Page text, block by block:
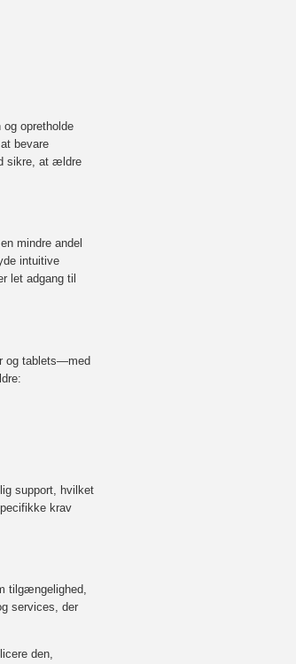
opretholde
bevare
sikre, at ældre
mindre andel
intuitive
let adgang til
og tablets—med
support, hvilket
krav
tilgængelighed,
services, der
den,